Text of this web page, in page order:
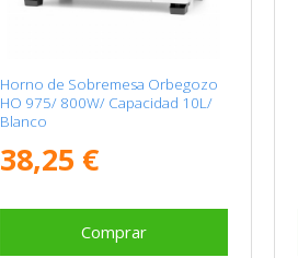
Horno de Sobremesa Orbegozo
HO 975/ 800W/ Capacidad 10L/
Blanco
38,25 €
Comprar